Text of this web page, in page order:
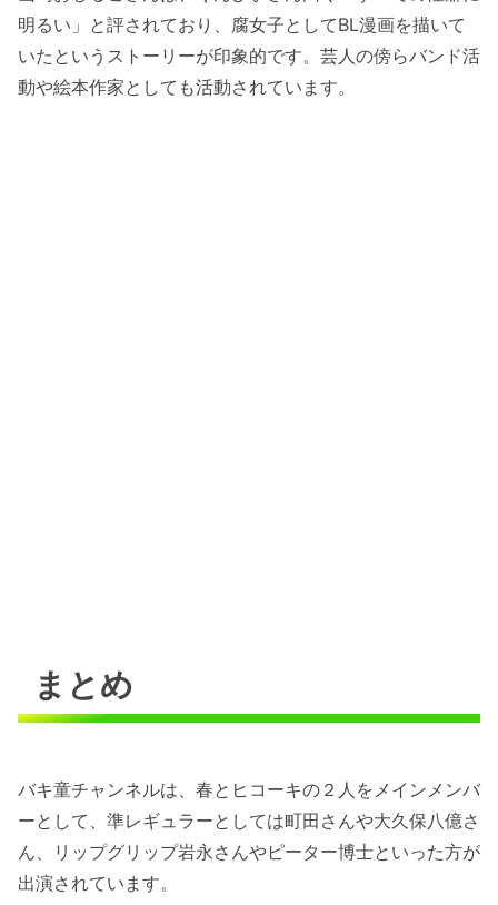
明るい」と評されており、腐女子としてBL漫画を描いて
いたというストーリーが印象的です。芸人の傍らバンド活
動や絵本作家としても活動されています。
まとめ
バキ童チャンネルは、春とヒコーキの２人をメインメンバ
ーとして、準レギュラーとしては町田さんや大久保八億さ
ん、リップグリップ岩永さんやピーター博士といった方が
出演されています。